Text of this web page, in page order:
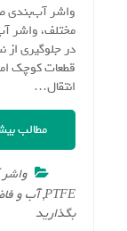
واشر آب‌بندی
در جلوگیری
قطعات کوچک
انتقال…
مطالب
واشر
PTFE
,آّب و
بگذارید